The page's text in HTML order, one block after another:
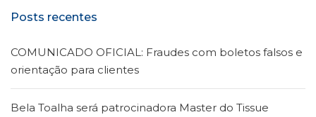
Posts recentes
COMUNICADO OFICIAL: Fraudes com boletos falsos e
orientação para clientes
Bela Toalha será patrocinadora Master do Tissue